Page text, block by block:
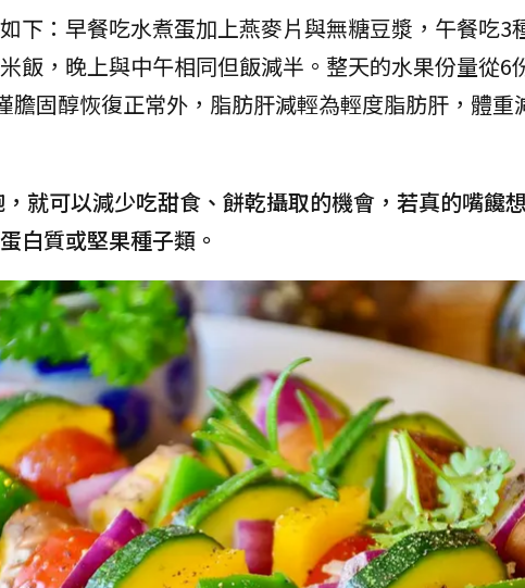
下：早餐吃水煮蛋加上燕麥片與無糖豆漿，午餐吃3
飯，晚上與中午相同但飯減半。整天的水果份量從6
膽固醇恢復正常外，脂肪肝減輕為輕度脂肪肝，體重
就可以減少吃甜食、餅乾攝取的機會，若真的嘴饞
白質或堅果種子類。